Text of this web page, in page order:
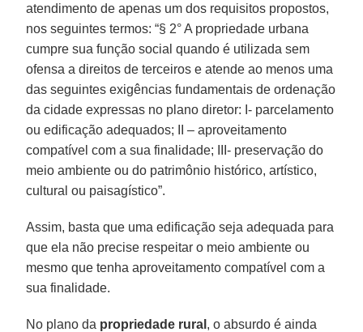
atendimento de apenas um dos requisitos propostos,
nos seguintes termos: “§ 2° A propriedade urbana
cumpre sua função social quando é utilizada sem
ofensa a direitos de terceiros e atende ao menos uma
das seguintes exigências fundamentais de ordenação
da cidade expressas no plano diretor: I- parcelamento
ou edificação adequados; II – aproveitamento
compatível com a sua finalidade; III- preservação do
meio ambiente ou do patrimônio histórico, artístico,
cultural ou paisagístico”.
Assim, basta que uma edificação seja adequada para
que ela não precise respeitar o meio ambiente ou
mesmo que tenha aproveitamento compatível com a
sua finalidade.
No plano da propriedade rural , o absurdo é ainda